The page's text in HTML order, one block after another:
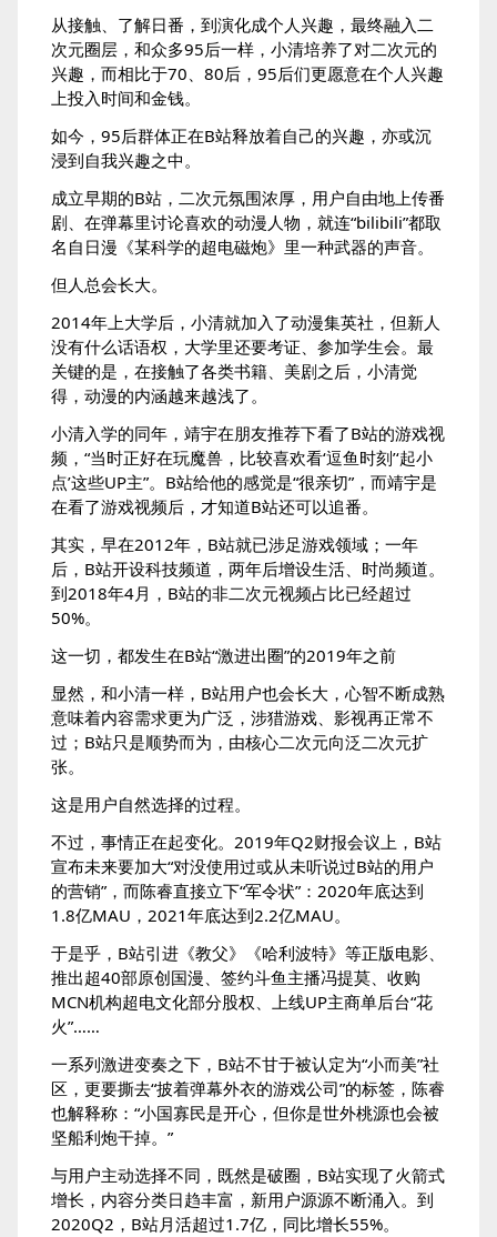
从接触、了解日番，到演化成个人兴趣，最终融入二
次元圈层，和众多95后一样，小清培养了对二次元的
兴趣，而相比于70、80后，95后们更愿意在个人兴趣
上投入时间和金钱。
如今，95后群体正在B站释放着自己的兴趣，亦或沉
浸到自我兴趣之中。
成立早期的B站，二次元氛围浓厚，用户自由地上传番
剧、在弹幕里讨论喜欢的动漫人物，就连“bilibili”都取
名自日漫《某科学的超电磁炮》里一种武器的声音。
但人总会长大。
2014年上大学后，小清就加入了动漫集英社，但新人
没有什么话语权，大学里还要考证、参加学生会。最
关键的是，在接触了各类书籍、美剧之后，小清觉
得，动漫的内涵越来越浅了。
小清入学的同年，靖宇在朋友推荐下看了B站的游戏视
频，“当时正好在玩魔兽，比较喜欢看‘逗鱼时刻’‘起小
点’这些UP主”。B站给他的感觉是“很亲切”，而靖宇是
在看了游戏视频后，才知道B站还可以追番。
其实，早在2012年，B站就已涉足游戏领域；一年
后，B站开设科技频道，两年后增设生活、时尚频道。
到2018年4月，B站的非二次元视频占比已经超过
50%。
这一切，都发生在B站“激进出圈”的2019年之前
显然，和小清一样，B站用户也会长大，心智不断成熟
意味着内容需求更为广泛，涉猎游戏、影视再正常不
过；B站只是顺势而为，由核心二次元向泛二次元扩
张。
这是用户自然选择的过程。
不过，事情正在起变化。2019年Q2财报会议上，B站
宣布未来要加大“对没使用过或从未听说过B站的用户
的营销”，而陈睿直接立下“军令状”：2020年底达到
1.8亿MAU，2021年底达到2.2亿MAU。
于是乎，B站引进《教父》《哈利波特》等正版电影、
推出超40部原创国漫、签约斗鱼主播冯提莫、收购
MCN机构超电文化部分股权、上线UP主商单后台“花
火”……
一系列激进变奏之下，B站不甘于被认定为“小而美”社
区，更要撕去“披着弹幕外衣的游戏公司”的标签，陈睿
也解释称：“小国寡民是开心，但你是世外桃源也会被
坚船利炮干掉。”
与用户主动选择不同，既然是破圈，B站实现了火箭式
增长，内容分类日趋丰富，新用户源源不断涌入。到
2020Q2，B站月活超过1.7亿，同比增长55%。